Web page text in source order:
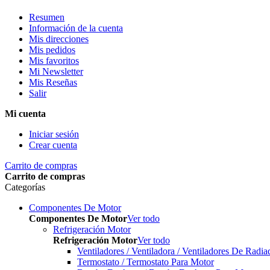
Resumen
Información de la cuenta
Mis direcciones
Mis pedidos
Mis favoritos
Mi Newsletter
Mis Reseñas
Salir
Mi cuenta
Iniciar sesión
Crear cuenta
Carrito de compras
Carrito de compras
Categorías
Componentes De Motor
Componentes De MotorVer todo
Refrigeración Motor
Refrigeración MotorVer todo
Ventiladores / Ventiladora / Ventiladores De
Termostato / Termostato Para Motor